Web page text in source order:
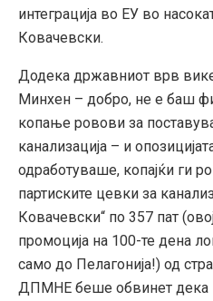
интеграција во ЕУ во
Ковачевски.
Додека државниот врв
Минхен – добро, не е баш
копање ровови за
канализација – и
одработуваше, копајќи ги
партиските цевки за
Ковачевски“ по 357 пат
промоција на 100-те дена
само до Пелагонија!) од
ДПМНЕ беше обвинет дека